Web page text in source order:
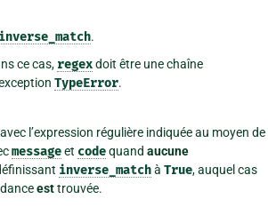
inverse_match.
ce cas, regexdoit être une chaîne
TypeError.
l’expression régulière indiquée au moyen de
messageet codequand aucune
inverse_matchà True, auquel cas
esttrouvée.